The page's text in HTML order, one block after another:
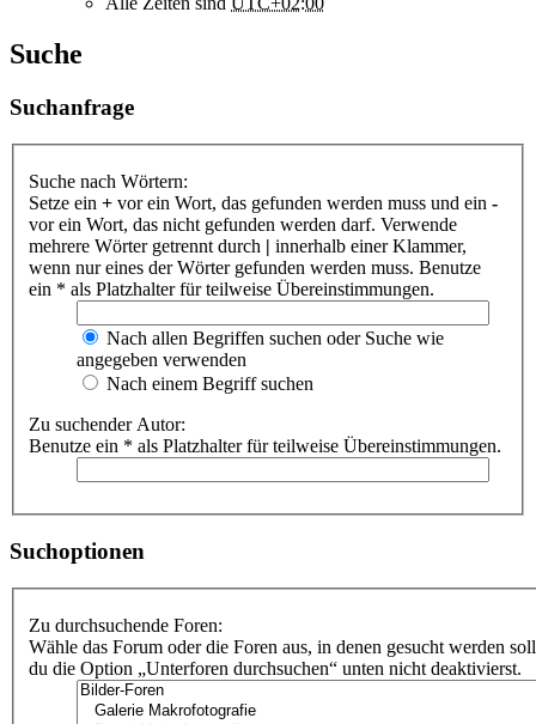
Suche
Suchanfrage
Suche nach Wörtern:
Setze ein + vor ein Wort, das gefunden werden muss und ein -
vor ein Wort, das nicht gefunden werden darf. Verwende
mehrere Wörter getrennt durch | innerhalb einer Klammer,
wenn nur eines der Wörter gefunden werden muss. Benutze
ein * als Platzhalter für teilweise Übereinstimmungen.
Nach allen Begriffen suchen oder Suche wie
angegeben verwenden
Nach einem Begriff suchen
Zu suchender Autor:
Benutze ein * als Platzhalter für teilweise Übereinstimmungen.
Suchoptionen
Zu durchsuchende Foren:
Wähle das Forum oder die Foren aus, in denen gesucht werden
du die Option „Unterforen durchsuchen“ unten nicht deaktivierst.